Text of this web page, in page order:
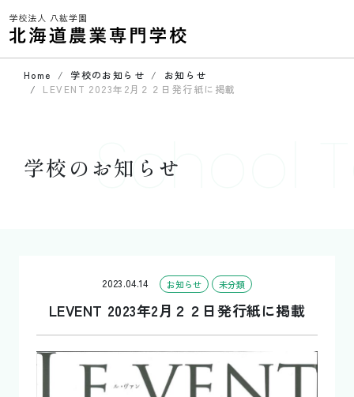
Home 学校のお知らせ
お知らせ
LEVENT 2023年2月２２日発行紙に掲載
学校のお知らせ
School
2023.04.14 お知らせ 未分類
LEVENT 2023年2月２２日発行紙に掲載